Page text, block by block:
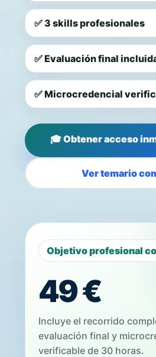
✅ 3 skills profesionales
✅ Evaluación final
✅ Microcredencial
🎓 Obtener acceso
Ver temario
Objetivo profesional
49 €
Incluye el recorrido
evaluación final y
verificable de 30 horas.